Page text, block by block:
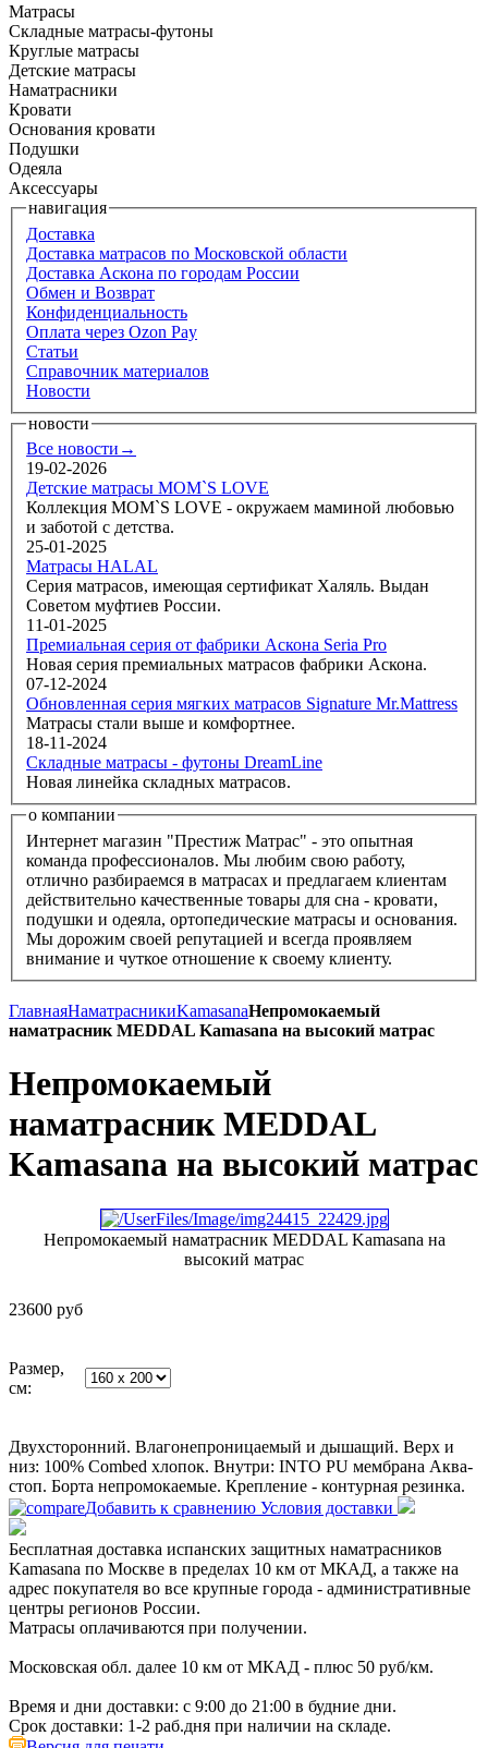
Матрасы
Складные матрасы-футоны
Круглые матрасы
Детские матрасы
Наматрасники
Кровати
Основания кровати
Подушки
Одеяла
Аксессуары
навигация
Доставка
Доставка матрасов по Московской области
Доставка Аскона по городам России
Обмен и Возврат
Конфиденциальность
Оплата через Ozon Pay
Статьи
Справочник материалов
Новости
новости
Все новости→
19-02-2026
Детские матрасы MOM`S LOVE
Коллекция MOM`S LOVE - окружаем маминой любовью
и заботой с детства.
25-01-2025
Матрасы HALAL
Серия матрасов, имеющая сертификат Халяль. Выдан
Советом муфтиев России.
11-01-2025
Премиальная серия от фабрики Аскона Seria Pro
Новая серия премиальных матрасов фабрики Аскона.
07-12-2024
Обновленная серия мягких матрасов Signature Mr.Mattress
Матрасы стали выше и комфортнее.
18-11-2024
Складные матрасы - футоны DreamLine
Новая линейка складных матрасов.
о компании
Интернет магазин "Престиж Матрас" - это опытная
команда профессионалов. Мы любим свою работу,
отлично разбираемся в матрасах и предлагаем клиентам
действительно качественные товары для сна - кровати,
подушки и одеяла, ортопедические матрасы и основания.
Мы дорожим своей репутацией и всегда проявляем
внимание и чуткое отношение к своему клиенту.
ГлавнаяНаматрасникиKamasanaНепромокаемый
наматрасник MEDDAL Kamasana на высокий матрас
Непромокаемый
наматрасник MEDDAL
Kamasana на высокий матрас
Непромокаемый наматрасник MEDDAL Kamasana на
высокий матрас
23600 руб
Размер,
см:
Двухсторонний. Влагонепроницаемый и дышащий. Верх и
низ: 100% Combed хлопок. Внутри: INTO PU мембрана Аква-
стоп. Борта непромокаемые. Крепление - контурная резинка.
Добавить к сравнению Условия доставки
Бесплатная доставка испанских защитных наматрасников
Kamasana по Москве в пределах 10 км от МКАД, а также на
адрес покупателя во все крупные города - административные
центры регионов России.
Матрасы оплачиваются при получении.
Московская обл. далее 10 км от МКАД - плюс 50 руб/км.
Время и дни доставки: с 9:00 до 21:00 в будние дни.
Срок доставки: 1-2 раб.дня при наличии на складе.